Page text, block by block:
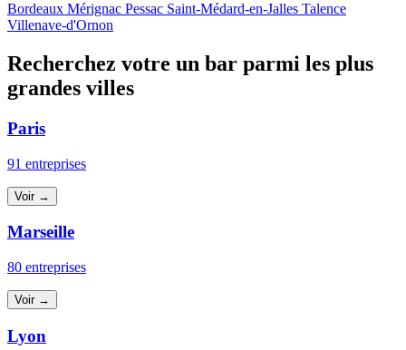
Bordeaux Mérignac Pessac Saint-Médard-en-Jalles Talence
Villenave-d'Ornon
Recherchez votre un bar parmi les plus
grandes villes
Paris
91 entreprises
Voir →
Marseille
80 entreprises
Voir →
Lyon